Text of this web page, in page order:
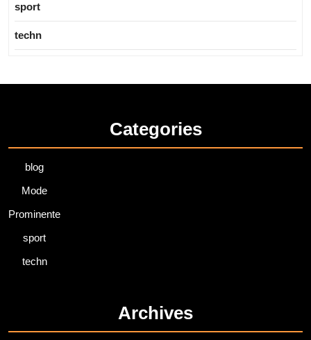
sport
techn
Categories
blog
Mode
Prominente
sport
techn
Archives